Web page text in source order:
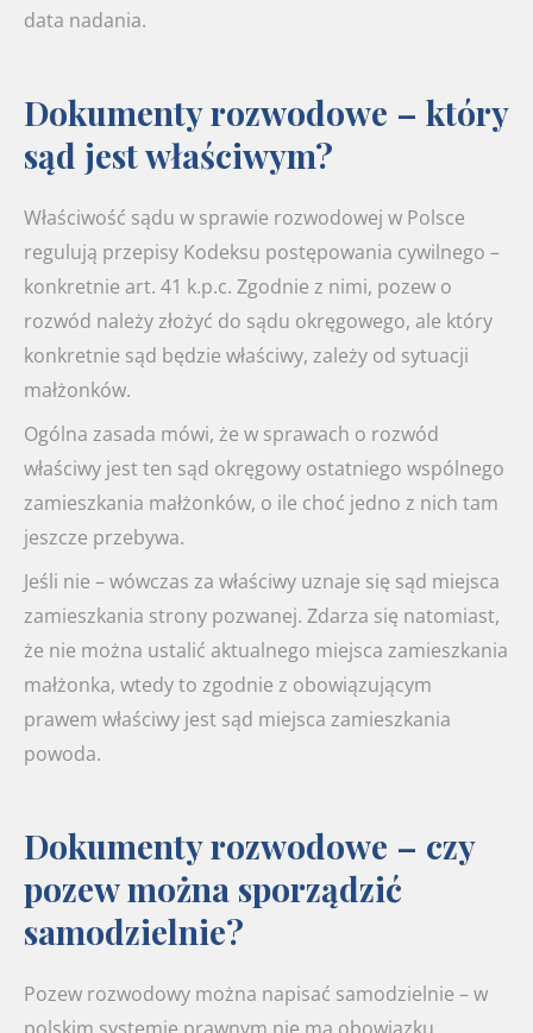
data nadania.
Dokumenty rozwodowe – który
sąd jest właściwym?
Właściwość sądu w sprawie rozwodowej w Polsce
regulują przepisy Kodeksu postępowania cywilnego –
konkretnie art. 41 k.p.c. Zgodnie z nimi, pozew o
rozwód należy złożyć do sądu okręgowego, ale który
konkretnie sąd będzie właściwy, zależy od sytuacji
małżonków.
Ogólna zasada mówi, że w sprawach o rozwód
właściwy jest ten sąd okręgowy ostatniego wspólnego
zamieszkania małżonków, o ile choć jedno z nich tam
jeszcze przebywa.
Jeśli nie – wówczas za właściwy uznaje się sąd miejsca
zamieszkania strony pozwanej. Zdarza się natomiast,
że nie można ustalić aktualnego miejsca zamieszkania
małżonka, wtedy to zgodnie z obowiązującym
prawem właściwy jest sąd miejsca zamieszkania
powoda.
Dokumenty rozwodowe – czy
pozew można sporządzić
samodzielnie?
Pozew rozwodowy można napisać samodzielnie – w